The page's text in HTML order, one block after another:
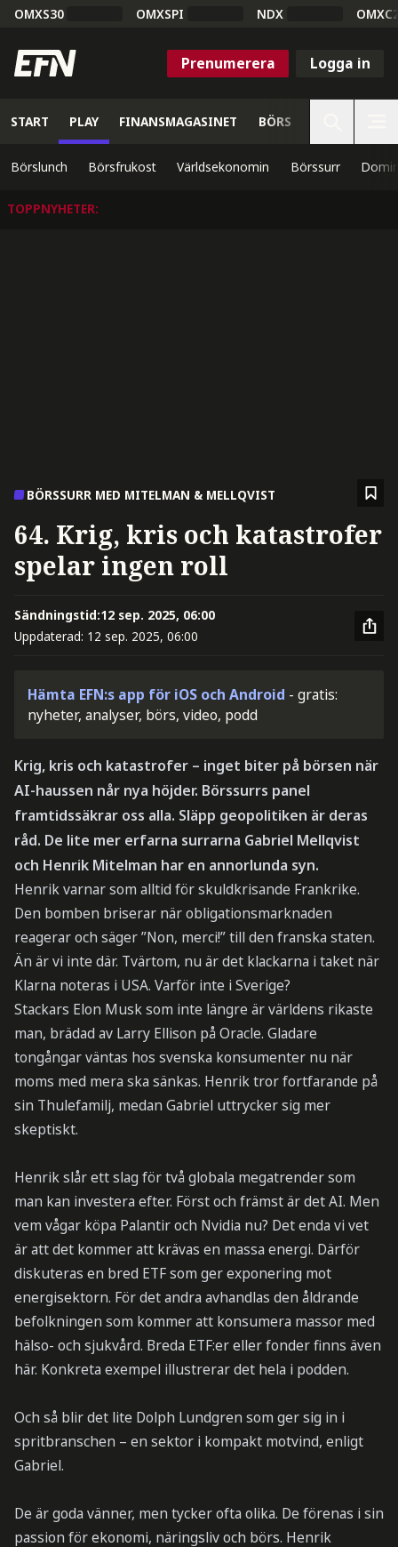
OMXS30 OMXSPI NDX
Prenumerera Logga in
START PLAY FINANSMAGASINET BÖRS
Börslunch Börsfrukost Världsekonomin Börssurr
TOPPNYHETER:
BÖRSSURR MED MITELMAN & MELLQVIST
64. Krig, kris och katastrofer
spelar ingen roll
Sändningstid:12 sep. 2025, 06:00
Uppdaterad: 12 sep. 2025, 06:00
Hämta EFN:s app för iOS och Android - gratis:
nyheter, analyser, börs, video, podd
Krig, kris och katastrofer – inget biter på börsen när
AI-haussen når nya höjder. Börssurrs panel
framtidssäkrar oss alla. Släpp geopolitiken är deras
råd. De lite mer erfarna surrarna Gabriel Mellqvist
och Henrik Mitelman har en annorlunda syn.
Henrik varnar som alltid för skuldkrisande Frankrike.
Den bomben briserar när obligationsmarknaden
reagerar och säger ”Non, merci!” till den franska staten.
Än är vi inte där. Tvärtom, nu är det klackarna i taket när
Klarna noteras i USA. Varför inte i Sverige?
Stackars Elon Musk som inte längre är världens rikaste
man, brädad av Larry Ellison på Oracle. Gladare
tongångar väntas hos svenska konsumenter nu när
moms med mera ska sänkas. Henrik tror fortfarande på
sin Thulefamilj, medan Gabriel uttrycker sig mer
skeptiskt.
Henrik slår ett slag för två globala megatrender som
man kan investera efter. Först och främst är det AI. Men
vem vågar köpa Palantir och Nvidia nu? Det enda vi vet
är att det kommer att krävas en massa energi. Därför
diskuteras en bred ETF som ger exponering mot
energisektorn. För det andra avhandlas den åldrande
befolkningen som kommer att konsumera massor med
hälso- och sjukvård. Breda ETF:er eller fonder finns även
här. Konkreta exempel illustrerar det hela i podden.
Och så blir det lite Dolph Lundgren som ger sig in i
spritbranschen – en sektor i kompakt motvind, enligt
Gabriel.
De är goda vänner, men tycker ofta olika. De förenas i sin
passion för ekonomi, näringsliv och börs. Henrik